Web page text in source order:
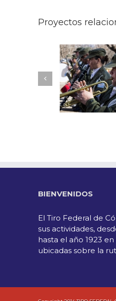
Proyectos
BIENVENIDOS
El Tiro Federal de
sus actividades,
hasta el año 1923
ubicadas sobre la